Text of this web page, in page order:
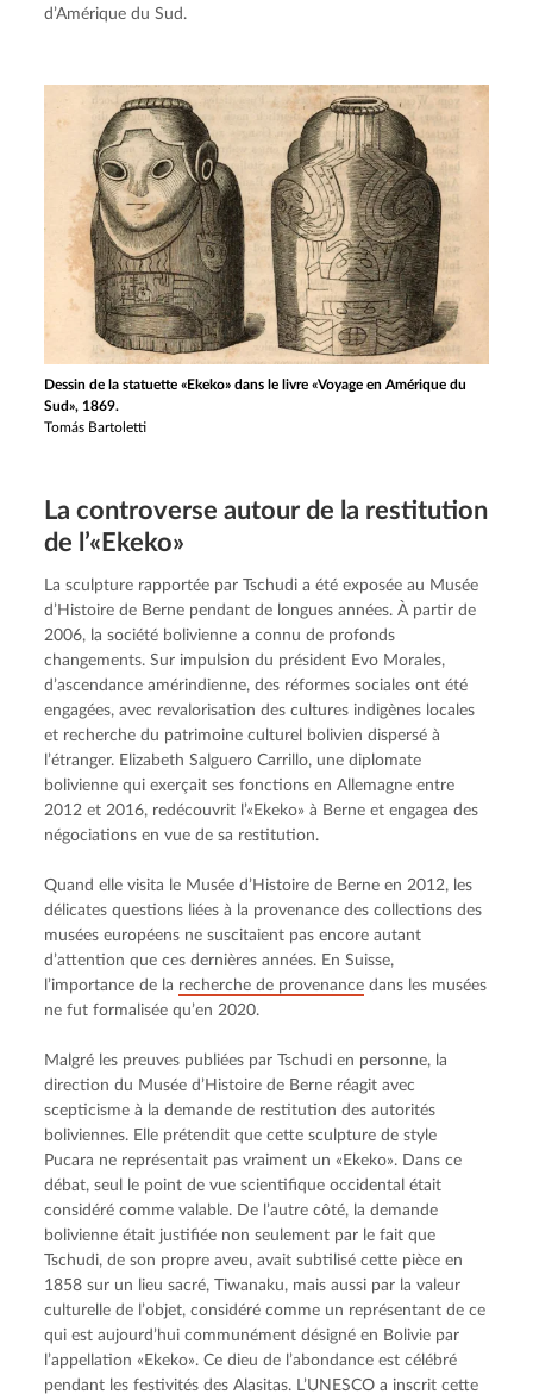
d’Amérique du Sud.
Dessin de la statuette «Ekeko» dans le livre «Voyage en Amérique du
Sud», 1869.
Tomás Bartoletti
La contro­verse autour de la restitu­tion
de l’«Ekeko»
La sculpture rapportée par Tschudi a été exposée au Musée
d’Histoire de Berne pendant de longues années. À partir de
2006, la société bolivienne a connu de profonds
changements. Sur impulsion du président Evo Morales,
d’ascendance amérindienne, des réformes sociales ont été
engagées, avec revalorisation des cultures indigènes locales
et recherche du patrimoine culturel bolivien dispersé à
l’étranger. Elizabeth Salguero Carrillo, une diplomate
bolivienne qui exerçait ses fonctions en Allemagne entre
2012 et 2016, redécouvrit l’«Ekeko» à Berne et engagea des
négociations en vue de sa restitution.
Quand elle visita le Musée d’Histoire de Berne en 2012, les
délicates questions liées à la provenance des collections des
musées européens ne suscitaient pas encore autant
d’attention que ces dernières années. En Suisse,
l’importance de la recherche de provenance dans les musées
ne fut formalisée qu’en 2020.
Malgré les preuves publiées par Tschudi en personne, la
direction du Musée d’Histoire de Berne réagit avec
scepticisme à la demande de restitution des autorités
boliviennes. Elle prétendit que cette sculpture de style
Pucara ne représentait pas vraiment un «Ekeko». Dans ce
débat, seul le point de vue scientifique occidental était
considéré comme valable. De l’autre côté, la demande
bolivienne était justifiée non seulement par le fait que
Tschudi, de son propre aveu, avait subtilisé cette pièce en
1858 sur un lieu sacré, Tiwanaku, mais aussi par la valeur
culturelle de l’objet, considéré comme un représentant de ce
qui est aujourd’hui communément désigné en Bolivie par
l’appellation «Ekeko». Ce dieu de l’abondance est célébré
pendant les festivités des Alasitas. L’UNESCO a inscrit cette